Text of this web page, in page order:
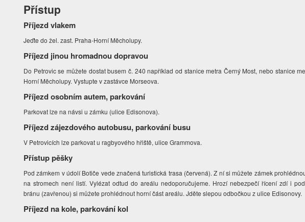
Přístup
Příjezd vlakem
Jeďte do žel. zast. Praha-Horní Měcholupy.
Příjezd jinou hromadnou dopravou
Do Petrovic se můžete dostat busem č. 240 například od stanice metra Černý Most, nebo stanice
Horní Měcholupy. Vystupte v zastávce Morseova.
Příjezd osobním autem, parkování
Parkovat lze na návsi u zámku (ulice Edisonova).
Příjezd zájezdového autobusu, parkování busu
V Petrovicích lze parkovat u ragbyového hřiště, ulice Grammova.
Přístup pěšky
Pod zámkem v údolí Botiče vede značená turistická trasa (červená). Z ní si můžete zámek
na stromech není listí. Vylézat odtud do areálu nedoporučujeme. Hrozí nebezpečí řícení zdí i
bránu (zavřenou) si můžete prohlédnout horní část areálu. Jděte slepou odbočkou z ulice Edisonovy.
Příjezd na kole, parkování kol